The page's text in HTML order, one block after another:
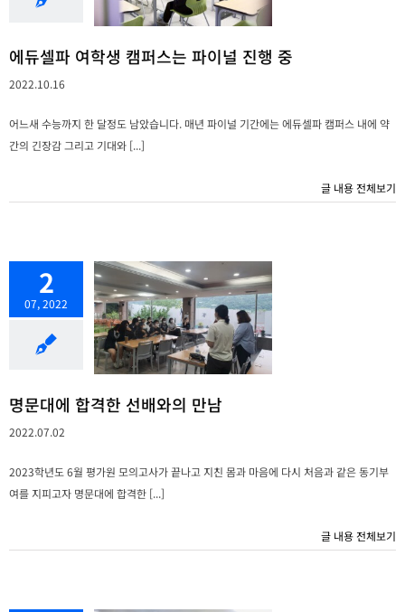
에듀셀파 여학생 캠퍼스는 파이널 진행 중
2022.10.16
어느새 수능까지 한 달정도 남았습니다. 매년 파이널 기간에는 에듀셀파 캠퍼스 내에 약
간의 긴장감 그리고 기대와 [...]
글 내용 전체보기
2
07, 2022
명문대에 합격한 선배와의 만남
2022.07.02
2023학년도 6월 평가원 모의고사가 끝나고 지친 몸과 마음에 다시 처음과 같은 동기부
여를 지피고자 명문대에 합격한 [...]
글 내용 전체보기